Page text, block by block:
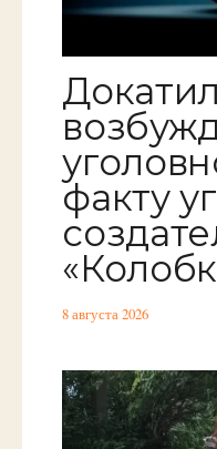
факту
8 августа 2026